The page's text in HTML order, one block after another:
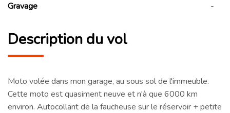
Gravage
-
Description du vol
Moto volée dans mon garage, au sous sol de l'immeuble.
Cette moto est quasiment neuve et n'à que 6000 km
environ. Autocollant de la faucheuse sur le réservoir + petite